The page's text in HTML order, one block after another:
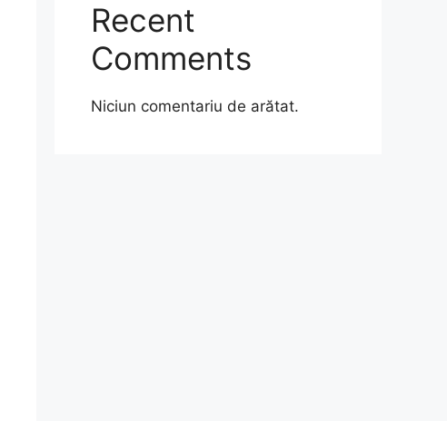
Recent
Comments
Niciun comentariu de arătat.